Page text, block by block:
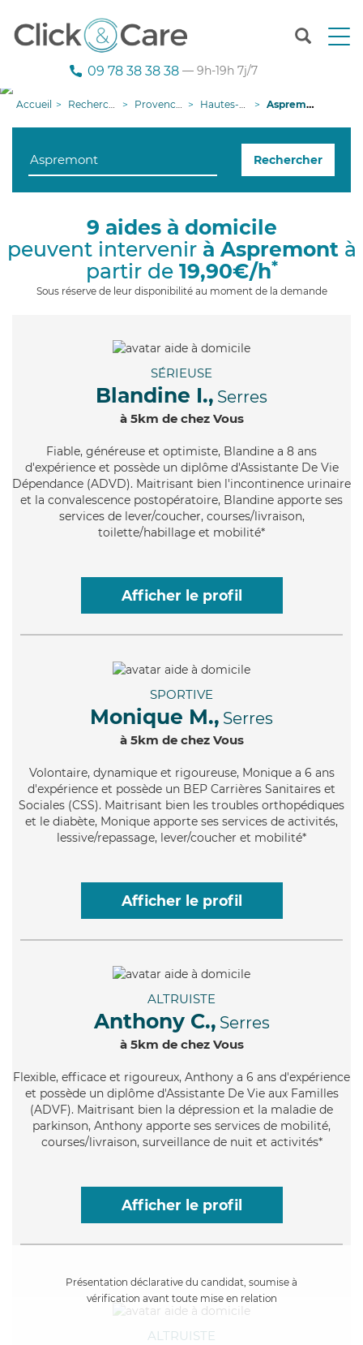
T
n
g
09 78 38 38 38 — 9h-19h 7j/7
Accueil Recherche aide à domicile Provence-Alpes-Côte d'Azur Hautes-Alpes Aspremont
Rechercher
9 aides à domicile
peuvent intervenir à Aspremontà
partir de 19,90€/h*
Sous réserve de leur disponibilité au moment de la demande
SÉRIEUSE
Blandine I., Serres
à 5km de chez Vous
Fiable, généreuse et optimiste, Blandine a 8 ans
d'expérience et possède un diplôme d'Assistante De Vie
Dépendance (ADVD). Maitrisant bien l'incontinence urinaire
et la convalescence postopératoire, Blandine apporte ses
services de lever/coucher, courses/livraison,
toilette/habillage et mobilité*
Afficher le profil
SPORTIVE
Monique M., Serres
à 5km de chez Vous
Volontaire, dynamique et rigoureuse, Monique a 6 ans
d'expérience et possède un BEP Carrières Sanitaires et
Sociales (CSS). Maitrisant bien les troubles orthopédiques
et le diabète, Monique apporte ses services de activités,
lessive/repassage, lever/coucher et mobilité*
Afficher le profil
ALTRUISTE
Anthony C., Serres
à 5km de chez Vous
Flexible, efficace et rigoureux, Anthony a 6 ans d'expérience
et possède un diplôme d'Assistante De Vie aux Familles
(ADVF). Maitrisant bien la dépression et la maladie de
parkinson, Anthony apporte ses services de mobilité,
courses/livraison, surveillance de nuit et activités*
Afficher le profil
Présentation déclarative du candidat, soumise à
vérification avant toute mise en relation
ALTRUISTE